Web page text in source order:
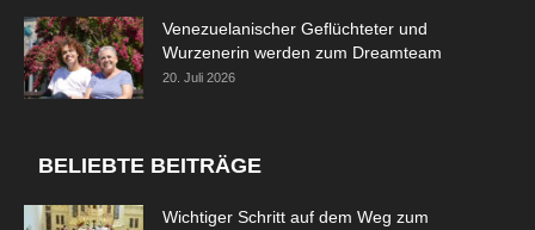
Venezuelanischer Geflüchteter und
Wurzenerin werden zum Dreamteam
20. Juli 2026
BELIEBTE BEITRÄGE
Wichtiger Schritt auf dem Weg zum